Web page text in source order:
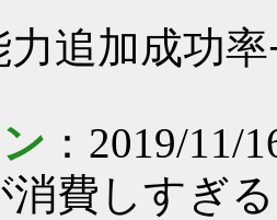
追加成功
：2019/11/
消費しすぎる